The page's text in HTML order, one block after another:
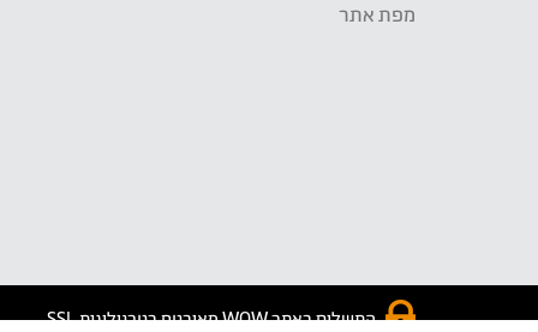
מפת אתר
התשלום באתר WOW מאובטח בטכנולוגית SSL